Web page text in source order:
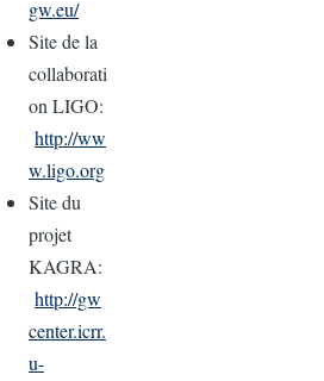
gw.eu/
Site de la
collaborati
on LIGO:
http://ww
w.ligo.org
Site du
projet
KAGRA:
http://gw
center.icrr.
u-